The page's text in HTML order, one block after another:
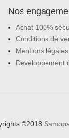
Nos
Achat 100%
Conditions de
Mentions légales
Développement
©2018